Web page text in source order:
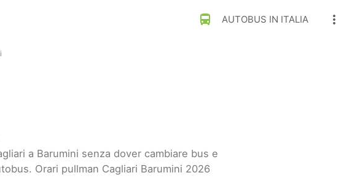
directions_bus AUTOBUS IN ITALIA more_vert
a Barumini senza dover cambiare bus e
Orari pullman Cagliari Barumini 2026